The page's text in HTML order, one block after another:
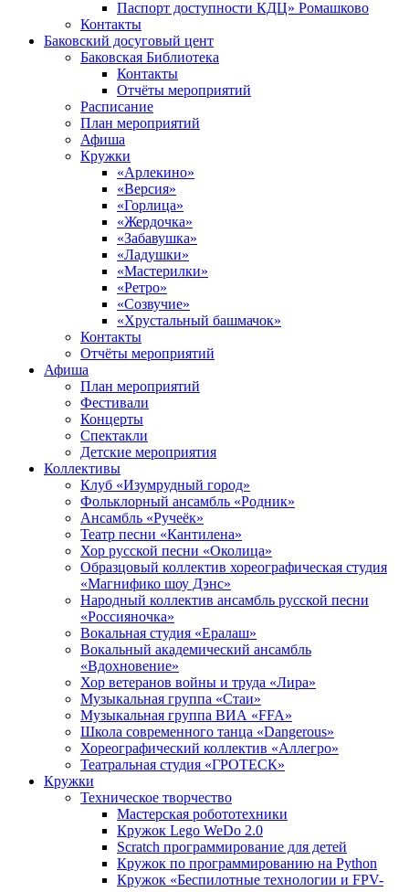
Паспорт доступности КДЦ» Ромашково
Контакты
Баковский досуговый цент
Баковская Библиотека
Контакты
Отчёты мероприятий
Расписание
План мероприятий
Афиша
Кружки
«Арлекино»
«Версия»
«Горлица»
«Жердочка»
«Забавушка»
«Ладушки»
«Мастерилки»
«Ретро»
«Созвучие»
«Хрустальный башмачок»
Контакты
Отчёты мероприятий
Афиша
План мероприятий
Фестивали
Концерты
Спектакли
Детские мероприятия
Коллективы
Клуб «Изумрудный город»
Фольклорный ансамбль «Родник»
Ансамбль «Ручеёк»
Театр песни «Кантилена»
Хор русской песни «Околица»
Образцовый коллектив хореографическая студия
«Магнифико шоу Дэнс»
Народный коллектив ансамбль русской песни
«Россияночка»
Вокальная студия «Ералаш»
Вокальный академический ансамбль
«Вдохновение»
Хор ветеранов войны и труда «Лира»
Музыкальная группа «Стаи»
Музыкальная группа ВИА «FFA»
Школа современного танца «Dangerous»
Хореографический коллектив «Аллегро»
Театральная студия «ГРОТЕСК»
Кружки
Техническое творчество
Мастерская робототехники
Кружок Lego WeDo 2.0
Scratch программирование для детей
Кружок по программированию на Python
Кружок «Беспилотные технологии и FPV-